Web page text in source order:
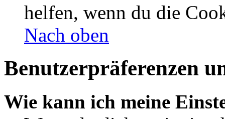
helfen, wenn du die
Nach oben
Benutzerpräferenzen
Wie kann ich meine